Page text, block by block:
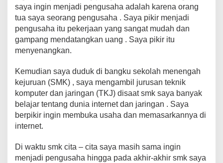
saya ingin menjadi pengusaha adalah karena orang
tua saya seorang pengusaha . Saya pikir menjadi
pengusaha itu pekerjaan yang sangat mudah dan
gampang mendatangkan uang . Saya pikir itu
menyenangkan.
Kemudian saya duduk di bangku sekolah menengah
kejuruan (SMK) , saya mengambil jurusan teknik
komputer dan jaringan (TKJ) disaat smk saya banyak
belajar tentang dunia internet dan jaringan . Saya
berpikir ingin membuka usaha dan memasarkannya di
internet.
Di waktu smk cita – cita saya masih sama ingin
menjadi pengusaha hingga pada akhir-akhir smk saya